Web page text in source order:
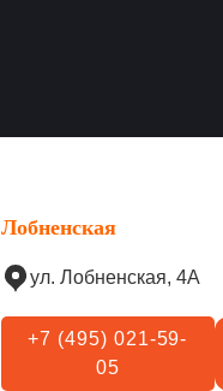
Лобненская
ул. Лобненская, 4А
+7 (495) 021-59-
05